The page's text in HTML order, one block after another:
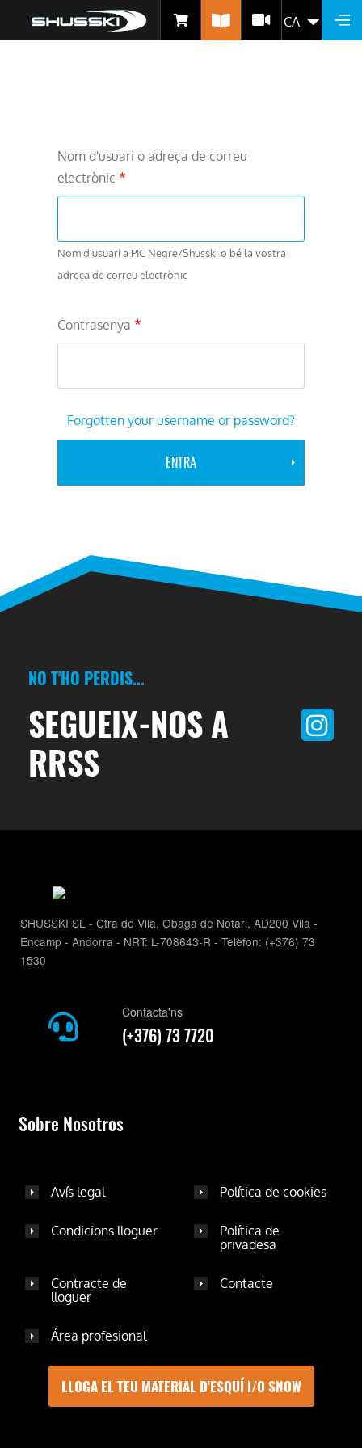
contingut
CA
Nom d'usuari o adreça de correu
electrònic
Nom d'usuari a PIC Negre/Shusski o bé la vostra
adreça de correu electrònic
Contrasenya
Forgotten your username or password?
NO T'HO PERDIS...
SEGUEIX-NOS A
RRSS
SHUSSKI SL - Ctra de Vila, Obaga de Notari, AD200 Vila -
Encamp - Andorra - NRT: L-708643-R - Telèfon: (+376) 73
1530
Contacta'ns
(+376) 73 7720
Sobre Nosotros
Avís legal Política de cookies
Condicions lloguer
Política de
privadesa
Contracte de
lloguer
Contacte
Área profesional
LLOGA EL TEU MATERIAL D'ESQUÍ I/O SNOW